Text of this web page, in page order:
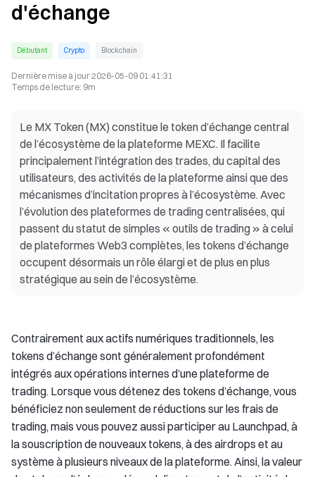
d'échange
Débutant Crypto Blockchain
Dernière mise à jour2026-05-09 01:41:31
Temps de lecture: 9m
Le MX Token (MX) constitue le token d’échange central
de l’écosystème de la plateforme MEXC. Il facilite
principalement l’intégration des trades, du capital des
utilisateurs, des activités de la plateforme ainsi que des
mécanismes d’incitation propres à l’écosystème. Avec
l’évolution des plateformes de trading centralisées, qui
passent du statut de simples « outils de trading » à celui
de plateformes Web3 complètes, les tokens d’échange
occupent désormais un rôle élargi et de plus en plus
stratégique au sein de l’écosystème.
Contrairement aux actifs numériques traditionnels, les
tokens d’échange sont généralement profondément
intégrés aux opérations internes d’une plateforme de
trading. Lorsque vous détenez des tokens d’échange, vous
bénéficiez non seulement de réductions sur les frais de
trading, mais vous pouvez aussi participer au Launchpad, à
la souscription de nouveaux tokens, à des airdrops et au
système à plusieurs niveaux de la plateforme. Ainsi, la valeur